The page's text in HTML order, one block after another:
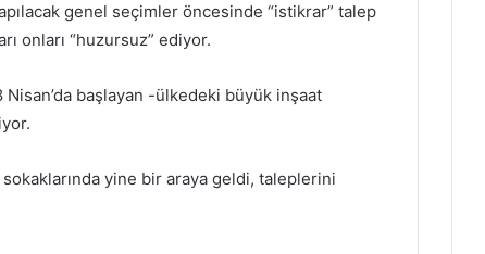
genel seçimler öncesinde “istikrar” talep
onları “huzursuz” ediyor.
Nisan’da başlayan -ülkedeki büyük inşaat
yine bir araya geldi, taleplerini